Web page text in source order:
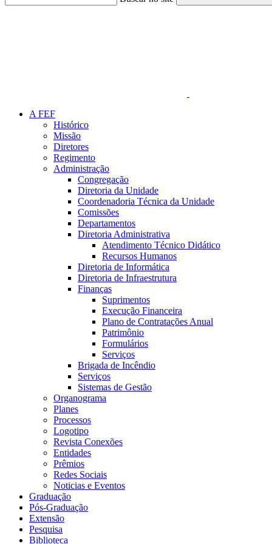
A FEF
Histórico
Missão
Diretores
Regimento
Administração
Congregação
Diretoria da Unidade
Coordenadoria Técnica da Unidade
Comissões
Departamentos
Diretoria Administrativa
Atendimento Técnico Didático
Recursos Humanos
Diretoria de Informática
Diretoria de Infraestrutura
Finanças
Suprimentos
Execução Financeira
Plano de Contratações Anual
Patrimônio
Formulários
Serviços
Brigada de Incêndio
Serviços
Sistemas de Gestão
Organograma
Planes
Processos
Logotipo
Revista Conexões
Entidades
Prêmios
Redes Sociais
Noticias e Eventos
Graduação
Pós-Graduação
Extensão
Pesquisa
Biblioteca